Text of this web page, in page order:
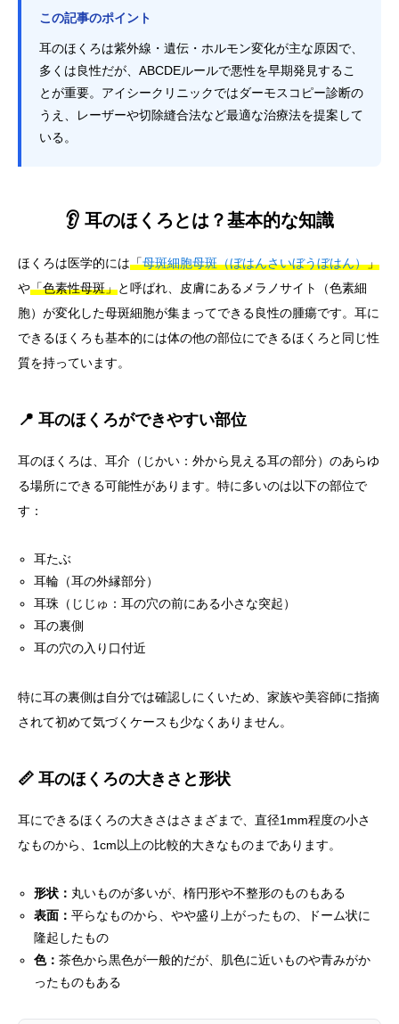
この記事のポイント
耳のほくろは紫外線・遺伝・ホルモン変化が主な原因で、
多くは良性だが、ABCDEルールで悪性を早期発見するこ
とが重要。アイシークリニックではダーモスコピー診断の
うえ、レーザーや切除縫合法など最適な治療法を提案して
いる。
👂 耳のほくろとは？基本的な知識
ほくろは医学的には「母斑細胞母斑（ぼはんさいぼうぼはん）」
や「色素性母斑」と呼ばれ、皮膚にあるメラノサイト（色素細
胞）が変化した母斑細胞が集まってできる良性の腫瘍です。耳に
できるほくろも基本的には体の他の部位にできるほくろと同じ性
質を持っています。
📍 耳のほくろができやすい部位
耳のほくろは、耳介（じかい：外から見える耳の部分）のあらゆ
る場所にできる可能性があります。特に多いのは以下の部位で
す：
耳たぶ
耳輪（耳の外縁部分）
耳珠（じじゅ：耳の穴の前にある小さな突起）
耳の裏側
耳の穴の入り口付近
特に耳の裏側は自分では確認しにくいため、家族や美容師に指摘
されて初めて気づくケースも少なくありません。
📏 耳のほくろの大きさと形状
耳にできるほくろの大きさはさまざまで、直径1mm程度の小さ
なものから、1cm以上の比較的大きなものまであります。
形状： 丸いものが多いが、楕円形や不整形のものもある
表面：平らなものから、やや盛り上がったもの、ドーム状に
隆起したもの
色：茶色から黒色が一般的だが、肌色に近いものや青みがか
ったものもある